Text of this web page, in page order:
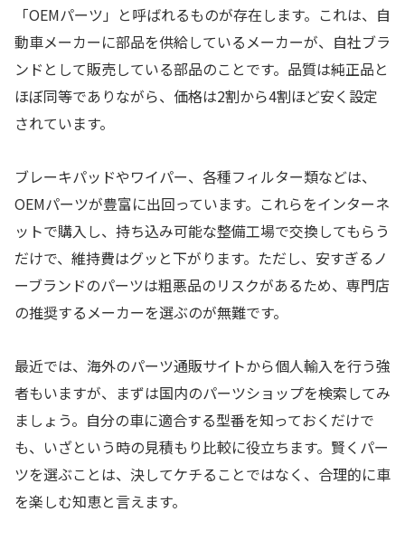
「OEMパーツ」と呼ばれるものが存在します。これは、自
動車メーカーに部品を供給しているメーカーが、自社ブラ
ンドとして販売している部品のことです。品質は純正品と
ほぼ同等でありながら、価格は2割から4割ほど安く設定
されています。
ブレーキパッドやワイパー、各種フィルター類などは、
OEMパーツが豊富に出回っています。これらをインターネ
ットで購入し、持ち込み可能な整備工場で交換してもらう
だけで、維持費はグッと下がります。ただし、安すぎるノ
ーブランドのパーツは粗悪品のリスクがあるため、専門店
の推奨するメーカーを選ぶのが無難です。
最近では、海外のパーツ通販サイトから個人輸入を行う強
者もいますが、まずは国内のパーツショップを検索してみ
ましょう。自分の車に適合する型番を知っておくだけで
も、いざという時の見積もり比較に役立ちます。賢くパー
ツを選ぶことは、決してケチることではなく、合理的に車
を楽しむ知恵と言えます。